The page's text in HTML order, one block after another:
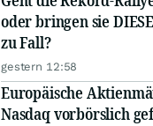
oder bringen sie
zu Fall?
gestern 12:58
Europäische
Nasdaq vorbörslich